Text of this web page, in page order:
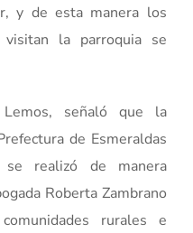
y de esta manera los
la parroquia se
señaló que la
de Esmeraldas
realizó de manera
Roberta Zambrano
rurales e